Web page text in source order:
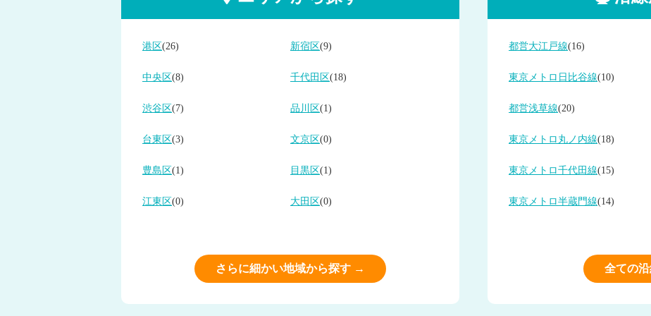
港区(26) 新宿区(9)
中央区(8) 千代田区(18)
渋谷区(7) 品川区(1)
台東区(3) 文京区(0)
豊島区(1) 目黒区(1)
江東区(0) 大田区(0)
さらに細かい地域から探す →
都営大江戸線(16)
東京メトロ日比谷線(10)
都営浅草線(20)
東京メトロ丸ノ内線(18)
東京メトロ千代田線(15)
東京メトロ半蔵門線(14)
全ての